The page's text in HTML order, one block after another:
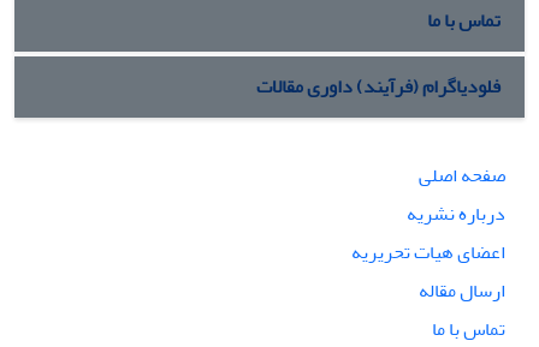
تماس با ما
فلودیاگرام (فرآیند) داوری مقالات
صفحه اصلی
درباره نشریه
اعضای هیات تحریریه
ارسال مقاله
تماس با ما